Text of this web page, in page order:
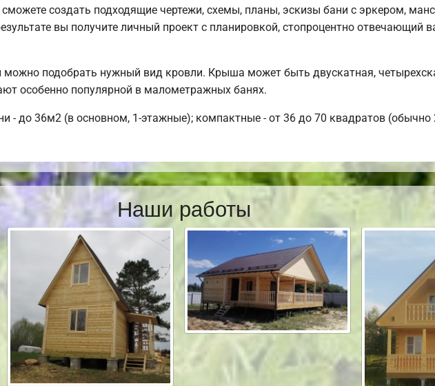
создать подходящие чертежи, схемы, планы, эскизы бани с эркером,
вы получите личный проект с планировкой, стопроцентно отвечающий
можно подобрать нужный вид кровли. Крыша может быть двускатная,
особенно популярной в малометражных банях.
- до 36м2 (в основном, 1-этажные); компактные - от 36 до 70 квадратов (обычно
Наши работы